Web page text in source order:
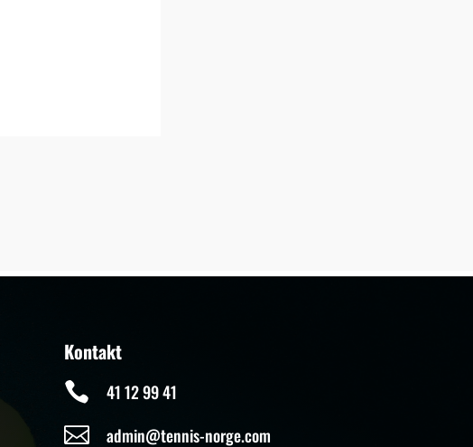
Kontakt
 41 12 99 41
 admin@tennis-norge.com